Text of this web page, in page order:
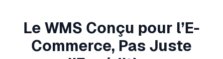
Le WMS Conçu pour l’E-
Commerce, Pas Juste